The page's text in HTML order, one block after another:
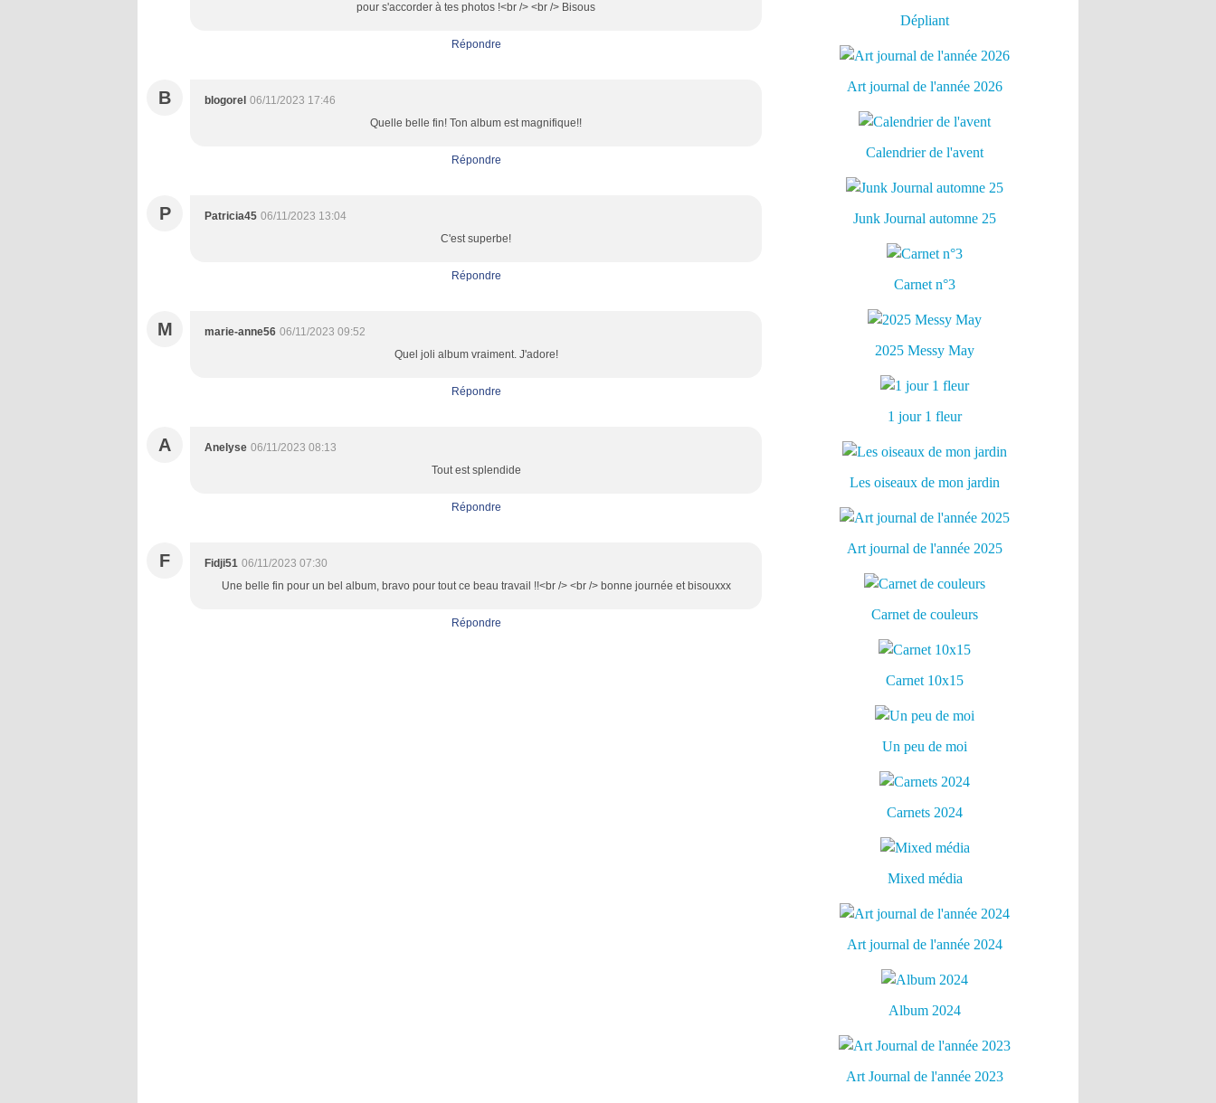
pour s'accorder à tes photos !<br /> <br /> Bisous
Répondre
B blogorel 06/11/2023 17:46
Quelle belle fin! Ton album est magnifique!!
Répondre
P Patricia45 06/11/2023 13:04
C'est superbe!
Répondre
M marie-anne56 06/11/2023 09:52
Quel joli album vraiment. J'adore!
Répondre
A Anelyse 06/11/2023 08:13
Tout est splendide
Répondre
F Fidji51 06/11/2023 07:30
Une belle fin pour un bel album, bravo pour tout ce beau travail !!<br /> <br /> bonne journée et bisouxxx
Répondre
Dépliant
Art journal de l'année 2026
Calendrier de l'avent
Junk Journal automne 25
Carnet n°3
2025 Messy May
1 jour 1 fleur
Les oiseaux de mon jardin
Art journal de l'année 2025
Carnet de couleurs
Carnet 10x15
Un peu de moi
Carnets 2024
Mixed média
Art journal de l'année 2024
Album 2024
Art Journal de l'année 2023